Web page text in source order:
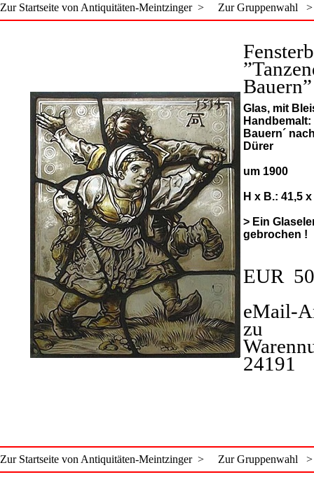
Zur Startseite von Antiquitäten-Meintzinger > Zur Gruppenwahl >
Bauern”
Glas, mit
Handbemalt:
Bauern´
Dürer
um 1900
H x B.: 41,5
> Ein
gebrochen !
EUR
eMail-
zu
24191
Zur Startseite von Antiquitäten-Meintzinger > Zur Gruppenwahl >